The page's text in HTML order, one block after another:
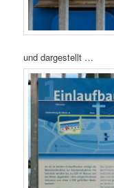
und dargestellt …